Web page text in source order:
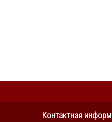
Контактная